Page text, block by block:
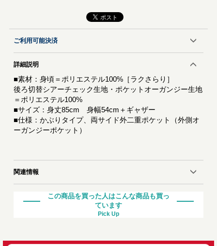
ご利用可能決済
詳細説明
■素材：身頃＝ポリエステル100%［ラクさらり］
後ろ切替シアーチェック生地・ポケットオーガンジー生地
＝ポリエステル100%
■サイズ：身丈85cm 身幅54cm＋ギャザー
■仕様：かぶりタイプ、両サイド外二重ポケット（外側オ
ーガンジーポケット）
関連情報
この商品を買った人はこんな商品も買っ
ています
Pick Up